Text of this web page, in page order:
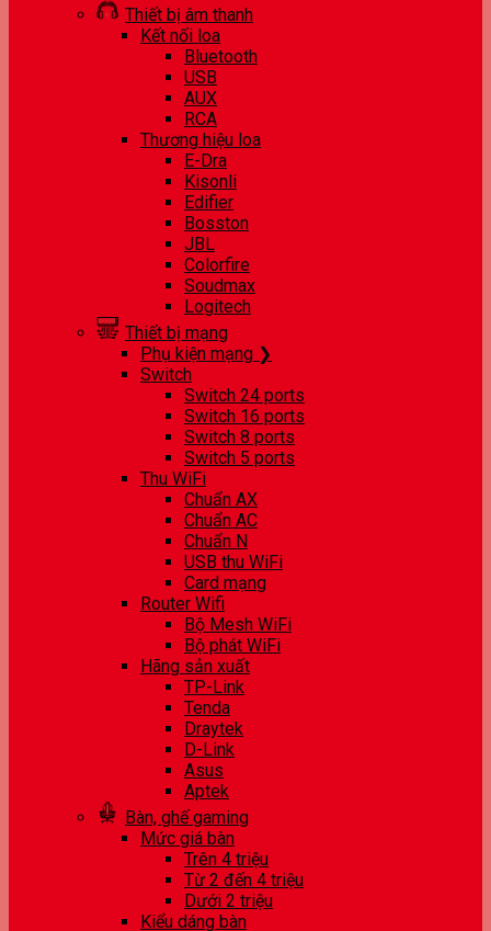
Thiết bị âm thanh
Kết nối loa
Bluetooth
USB
AUX
RCA
Thương hiệu loa
E-Dra
Kisonli
Edifier
Bosston
JBL
Colorfire
Soudmax
Logitech
Thiết bị mạng
Phụ kiện mạng ❯
Switch
Switch 24 ports
Switch 16 ports
Switch 8 ports
Switch 5 ports
Thu WiFi
Chuẩn AX
Chuẩn AC
Chuẩn N
USB thu WiFi
Card mạng
Router Wifi
Bộ Mesh WiFi
Bộ phát WiFi
Hãng sản xuất
TP-Link
Tenda
Draytek
D-Link
Asus
Aptek
Bàn, ghế gaming
Mức giá bàn
Trên 4 triệu
Từ 2 đến 4 triệu
Dưới 2 triệu
Kiểu dáng bàn